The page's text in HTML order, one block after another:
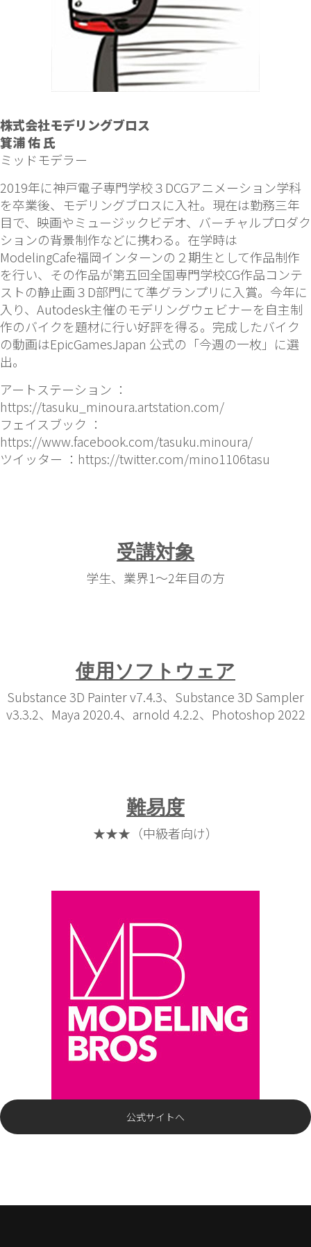
株式会社モデリングブロス
箕浦 佑 氏
ミッドモデラー
2019年に神戸電子専門学校３DCGアニメーション学科
を卒業後、モデリングブロスに入社。現在は勤務三年
目で、映画やミュージックビデオ、バーチャルプロダク
ションの背景制作などに携わる。在学時は
ModelingCafe福岡インターンの２期生として作品制作
を行い、その作品が第五回全国専門学校CG作品コンテ
ストの静止画３D部門にて準グランプリに入賞。今年に
入り、Autodesk主催のモデリングウェビナーを自主制
作のバイクを題材に行い好評を得る。完成したバイク
の動画はEpicGamesJapan 公式の「今週の一枚」に選
出。
アートステーション ：
https://tasuku_minoura.artstation.com/
フェイスブック ：
https://www.facebook.com/tasuku.minoura/
ツイッター ： https://twitter.com/mino1106tasu
受講対象
学生、業界1～2年目の方
使用ソフトウェア
Substance 3D Painter v7.4.3、Substance 3D Sampler
v3.3.2、Maya 2020.4、arnold 4.2.2、Photoshop 2022
難易度
★★★（中級者向け）
公式サイトへ